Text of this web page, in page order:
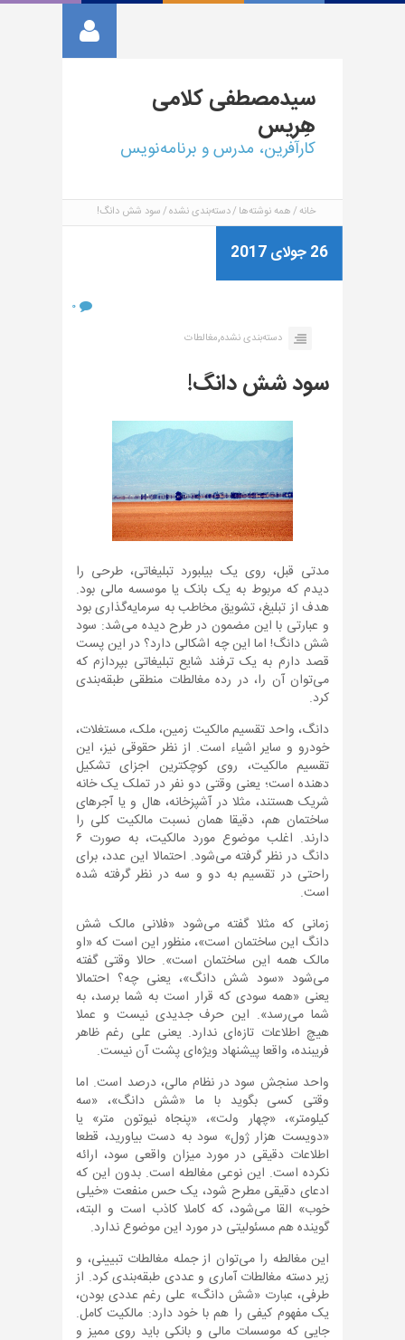
سیدمصطفیکلامی
هِریس
کارآفرین، مدرس و برنامه‌نویس
خانه همه نوشته‌ها دسته‌بندی نشده سود شش دانگ!
26 جولای 2017
۰
دسته‌بندی نشده,مغالطات
سود شش دانگ!
مدتی قبل، روی یک بیلبورد تبلیغاتی، طرحی را
دیدم که مربوط به یک بانک یا موسسه مالی بود.
هدف از تبلیغ، تشویق مخاطب به سرمایه‌گذاری بود
و عبارتی با این مضمون در طرح دیده می‌شد: سود
شش دانگ! اما این چه اشکالی دارد؟ در این پست
قصد دارم به یک ترفند شایع تبلیغاتی بپردازم که
می‌توان آن را، در رده مغالطات منطقی طبقه‌بندی
کرد.
دانگ، واحد تقسیم مالکیت زمین، ملک، مستغلات،
خودرو و سایر اشیاء است. از نظر حقوقی نیز، این
تقسیم مالکیت، روی کوچکترین اجزای تشکیل
دهنده است؛ یعنی وقتی دو نفر در تملک یک خانه
شریک هستند، مثلا در آشپزخانه، هال و یا آجرهای
ساختمان هم، دقیقا همان نسبت مالکیت کلی را
دارند. اغلب موضوع مورد مالکیت، به صورت ۶
دانگ در نظر گرفته می‌شود. احتمالا این عدد، برای
راحتی در تقسیم به دو و سه در نظر گرفته شده
است.
زمانی که مثلا گفته می‌شود «فلانی مالک شش
دانگ این ساختمان است»، منظور این است که «او
مالک همه این ساختمان است». حالا وقتی گفته
می‌شود «سود شش دانگ»، یعنی چه؟ احتمالا
یعنی «همه سودی که قرار است به شما برسد، به
شما می‌رسد». این حرف جدیدی نیست و عملا
هیچ اطلاعات تازه‎‌ای ندارد. یعنی علی رغم ظاهر
فریبنده، واقعا پیشنهاد ویژه‌ای پشت آن نیست.
واحد سنجش سود در نظام مالی، درصد است. اما
وقتی کسی بگوید با ما «شش دانگ»، «سه
کیلومتر»، «چهار ولت»، «پنجاه نیوتون متر» یا
«دویست هزار ژول» سود به دست بیاورید، قطعا
اطلاعات دقیقی در مورد میزان واقعی سود، ارائه
نکرده است. این نوعی مغالطه است. بدون این که
ادعای دقیقی مطرح شود، یک حس منفعت «خیلی
خوب» القا می‌شود، که کاملا کاذب است و البته،
گوینده هم مسئولیتی در مورد این موضوع ندارد.
این مغالطه را می‌توان از جمله مغالطات تبیینی، و
زیر دسته مغالطات آماری و عددی طبقه‌بندی کرد. از
طرفی، عبارت «شش دانگ» علی رغم عددی بودن،
یک مفهوم کیفی را هم با خود دارد: مالکیت کامل.
جایی که موسسات مالی و بانکی باید روی ممیز و